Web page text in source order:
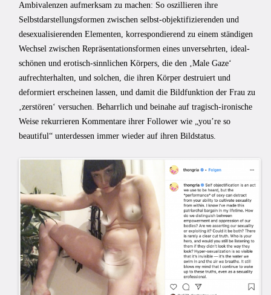
Ambivalenzen aufmerksam zu machen: So oszillieren ihre
Selbstdarstellungsformen zwischen selbst-objektifizierenden und
desexualisierenden Elementen, korrespondierend zu einem ständigen
Wechsel zwischen Repräsentationsformen eines unversehrten, ideal-
schönen und erotisch-sinnlichen Körpers, die den ‚Male Gaze‘
aufrechterhalten, und solchen, die ihren Körper destruiert und
deformiert erscheinen lassen, und damit die Bildfunktion der Frau zu
‚zerstören‘ versuchen. Beharrlich und beinahe auf tragisch-ironische
Weise rekurrieren Kommentare ihrer Follower wie „you’re so
beautiful“ unterdessen immer wieder auf ihren Bildstatus.